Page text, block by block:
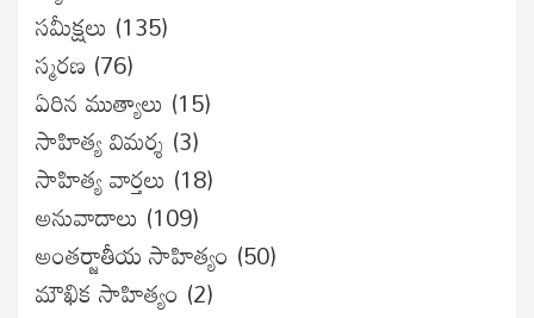
సమీక్షలు (135)
స్మరణ (76)
ఏరిన ముత్యాలు (15)
సాహిత్య విమర్శ (3)
సాహిత్య వార్తలు (18)
అనువాదాలు (109)
అంతర్జాతీయ సాహిత్యం (50)
మౌఖిక సాహిత్యం (2)